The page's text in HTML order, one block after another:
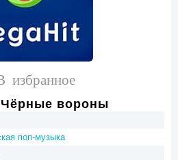
избранное
Чёрные вороны
поп-музыка